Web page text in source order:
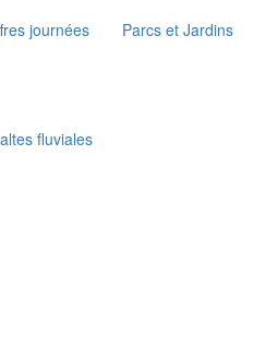
journées Parcs et Jardins
fluviales